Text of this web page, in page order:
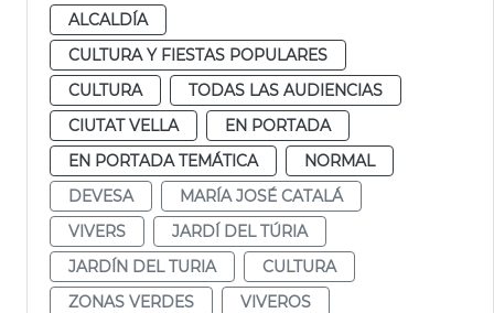
ALCALDÍA
CULTURA Y FIESTAS POPULARES
CULTURA
TODAS LAS AUDIENCIAS
CIUTAT VELLA
EN PORTADA
EN PORTADA TEMÁTICA
NORMAL
DEVESA
MARÍA JOSÉ CATALÁ
VIVERS
JARDÍ DEL TÚRIA
JARDÍN DEL TURIA
CULTURA
ZONAS VERDES
VIVEROS